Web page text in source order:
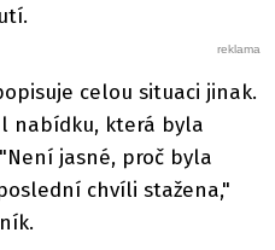
celou situaci jinak.
nabídku, která byla
jasné, proč byla
chvíli stažena,"